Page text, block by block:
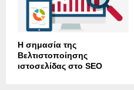
Η σημασία της
Βελτιστοποίησης
ιστοσελίδας στο SEO